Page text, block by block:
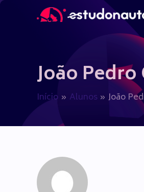
Ir
João
Início Alunos João